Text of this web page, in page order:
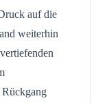
auf die
weiterhin
Rückgang